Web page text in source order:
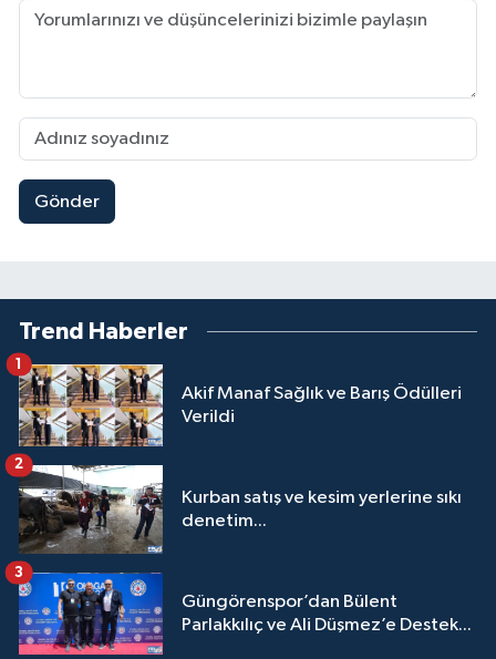
Gönder
Trend Haberler
Akif Manaf Sağlık ve Barış Ödülleri
Verildi
1
Kurban satış ve kesim yerlerine sıkı
denetim...
2
Güngörenspor’dan Bülent
Parlakkılıç ve Ali Düşmez’e Destek...
3